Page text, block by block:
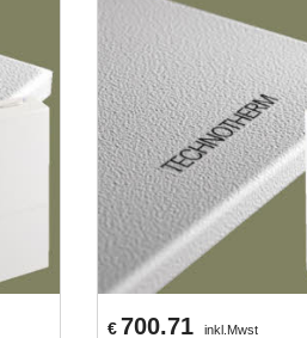
€700.71
inkl.Mwst